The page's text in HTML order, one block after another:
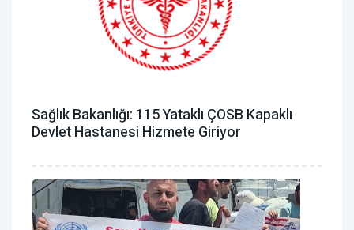
Sağlık Bakanlığı: 115 Yataklı ÇOSB Kapaklı
Devlet Hastanesi Hizmete Giriyor